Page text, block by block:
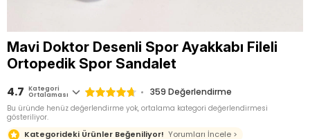
Mavi Doktor Desenli Spor Ayakkabı Fileli
Ortopedik Spor Sandalet
4.7 Kategori
Ortalaması 359 Değerlendirme
Bu üründe henüz değerlendirme yok, ortalama kategori değerlendirmesi
gösteriliyor.
Kategorideki Ürünler Beğeniliyor! Yorumları İncele >